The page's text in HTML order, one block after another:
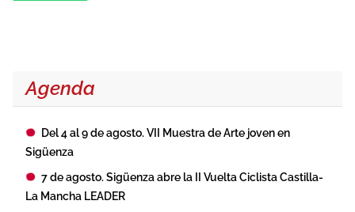
Agenda
Del 4 al 9 de agosto. VII Muestra de Arte joven en
Sigüenza
7 de agosto. Sigüenza abre la II Vuelta Ciclista Castilla-
La Mancha LEADER